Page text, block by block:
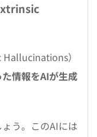
）
情報をAIが生成
う。このAIには